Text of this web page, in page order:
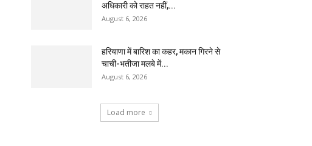
अधिकारी को राहत नहीं,...
August 6, 2026
हरियाणा में बारिश का कहर, मकान गिरने से
चाची-भतीजा मलबे में...
August 6, 2026
Load more